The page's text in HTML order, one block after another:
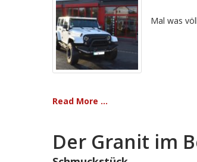
Mal was
Read More ...
Der Granit im